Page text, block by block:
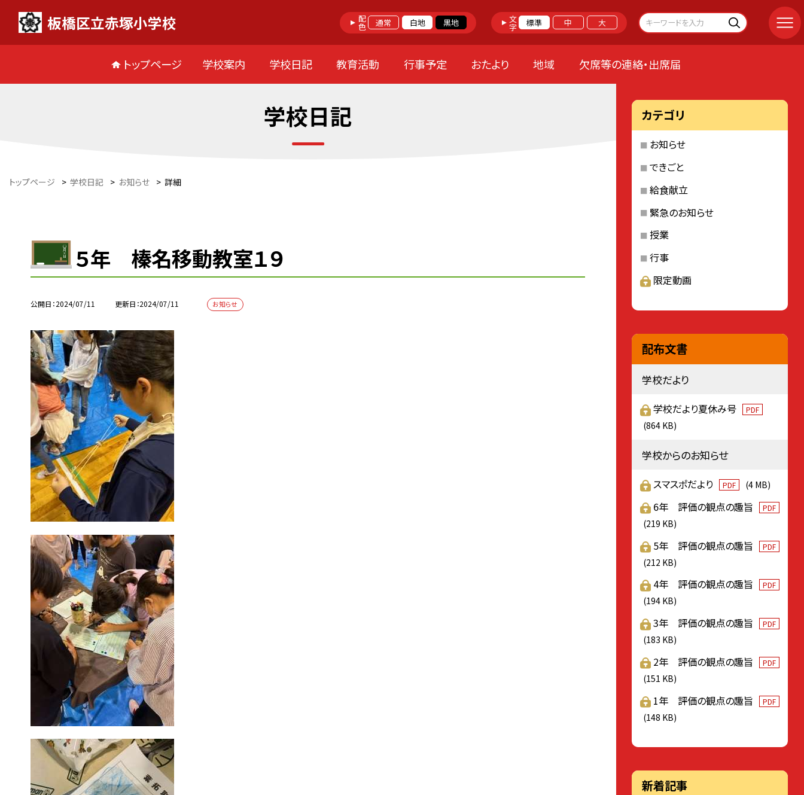
板橋区立赤塚小学校 配色 通常 白地 黒地 文字 標準 中 大
トップページ 学校案内 学校日記 教育活動 行事予定 おたより 地域 欠席等の連絡・出席届
学校日記
トップページ > 学校日記 > お知らせ > 詳細
５年 榛名移動教室１９
公開日 2024/07/11 更新日 2024/07/11 お知らせ
カテゴリ
お知らせ
できごと
給食献立
緊急のお知らせ
授業
行事
限定動画
配布文書
学校だより
学校だより夏休み号 PDF
(864 KB)
学校からのお知らせ
スマスポだより PDF (4 MB)
6年 評価の観点の趣旨 PDF
(219 KB)
5年 評価の観点の趣旨 PDF
(212 KB)
4年 評価の観点の趣旨 PDF
(194 KB)
3年 評価の観点の趣旨 PDF
(183 KB)
2年 評価の観点の趣旨 PDF
(151 KB)
1年 評価の観点の趣旨 PDF
(148 KB)
新着記事